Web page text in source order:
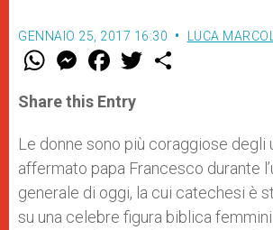
GENNAIO 25, 2017 16:30 LUCA
W
t
s
p
p
M
e
s
e
g
e
r
F
a
e
b
o
k
w
r
Share this Entry
Le donne sono più coraggiose degli
affermato papa Francesco durante
generale di oggi, la cui catechesi è
su una celebre figura biblica